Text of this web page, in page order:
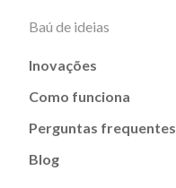
Baú de ideias
Inovações
Como funciona
Perguntas frequentes
Blog